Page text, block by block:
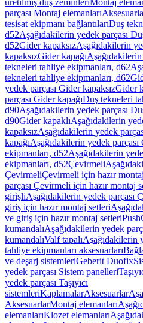
üretilmiş duş zeminleriMontaj
parçası Montaj elemanları
tesisat ekipmanı bağlantılarıDuş
d52Aşağıdakilerin yedek parçası
d52Gider kapaksızAşağıdakilerin
kapaksızGider kapağı
tekneleri tahliye ekipmanları, d62
tekneleri tahliye ekipmanları, d62
yedek parçası Gider kapaksızGider
parçası Gider kapağıDuş tekneleri
d90Aşağıdakilerin yedek parçası
d90Gider kapaklıAşağıdakilerin
kapaksızAşağıdakilerin yedek
kapağıAşağıdakilerin yedek parçası
ekipmanları, d52Aşağıdakilerin
ekipmanları, d52Çevirmeli
ÇevirmeliÇevirmeli için hazır
parçası Çevirmeli için hazır montaj
girişliAşağıdakilerin yedek parçası
giriş için hazır montaj setleri
ve giriş için hazır montaj setleri
kumandalıAşağıdakilerin yedek
kumandalıValf tapalıAşağıdakilerin
tahliye ekipmanları aksesuarları
ve deşarj sistemleriGeberit Duofix
yedek parçası Sistem panelleri
yedek parçası Taşıyıcı
sistemleriKaplamalarAksesuarlar
AksesuarlarMontaj elemanları
elemanlarıKlozet elemanları